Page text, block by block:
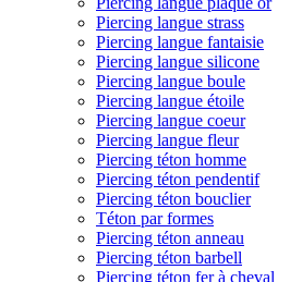
Piercing langue strass
Piercing langue fantaisie
Piercing langue silicone
Piercing langue boule
Piercing langue étoile
Piercing langue coeur
Piercing langue fleur
Piercing téton homme
Piercing téton pendentif
Piercing téton bouclier
Téton par formes
Piercing téton anneau
Piercing téton barbell
Piercing téton fer à cheval